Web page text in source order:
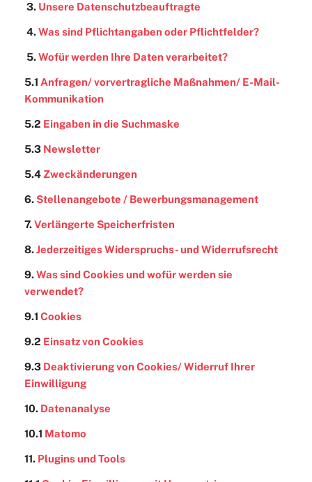
3. Unsere Datenschutzbeauftragte
4.Was sind Pflichtangaben oder Pflichtfelder?
5.Wofür werden Ihre Daten verarbeitet?
5.1 Anfragen/ vorvertragliche Maßnahmen/ E-Mail-
Kommunikation
5.2 Eingaben in die Suchmaske
5.3 Newsletter
5.4 Zweckänderungen
6. Stellenangebote / Bewerbungsmanagement
7.Verlängerte Speicherfristen
8.Jederzeitiges Widerspruchs- und Widerrufsrecht
9.Was sind Cookies und wofür werden sie
verwendet?
9.1 Cookies
9.2 Einsatz von Cookies
9.3 Deaktivierung von Cookies/ Widerruf Ihrer
Einwilligung
10. Datenanalyse
10.1 Matomo
11. Plugins und Tools